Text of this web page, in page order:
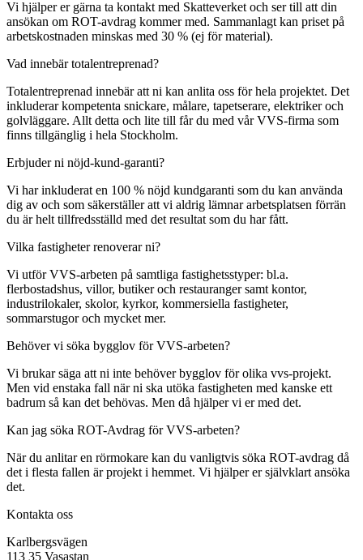
Vi hjälper er gärna ta kontakt med Skatteverket och ser till att din
ansökan om ROT-avdrag kommer med. Sammanlagt kan priset på
arbetskostnaden minskas med 30 % (ej för material).
Vad innebär totalentreprenad?
Totalentreprenad innebär att ni kan anlita oss för hela projektet. Det
inkluderar kompetenta snickare, målare, tapetserare, elektriker och
golvläggare. Allt detta och lite till får du med vår VVS-firma som
finns tillgänglig i hela Stockholm.
Erbjuder ni nöjd-kund-garanti?
Vi har inkluderat en 100 % nöjd kundgaranti som du kan använda
dig av och som säkerställer att vi aldrig lämnar arbetsplatsen förrän
du är helt tillfredsställd med det resultat som du har fått.
Vilka fastigheter renoverar ni?
Vi utför VVS-arbeten på samtliga fastighetsstyper: bl.a.
flerbostadshus, villor, butiker och restauranger samt kontor,
industrilokaler, skolor, kyrkor, kommersiella fastigheter,
sommarstugor och mycket mer.
Behöver vi söka bygglov för VVS-arbeten?
Vi brukar säga att ni inte behöver bygglov för olika vvs-projekt.
Men vid enstaka fall när ni ska utöka fastigheten med kanske ett
badrum så kan det behövas. Men då hjälper vi er med det.
Kan jag söka ROT-Avdrag för VVS-arbeten?
När du anlitar en rörmokare kan du vanligtvis söka ROT-avdrag då
det i flesta fallen är projekt i hemmet. Vi hjälper er självklart ansöka
det.
Kontakta oss
Karlbergsvägen
113 35 Vasastan